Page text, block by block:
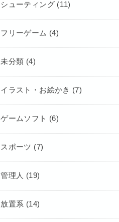
シューティング (11)
フリーゲーム (4)
未分類 (4)
イラスト・お絵かき (7)
ゲームソフト (6)
スポーツ (7)
管理人 (19)
放置系 (14)